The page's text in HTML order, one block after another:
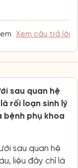
Xem câu trả lời
sau quan hệ
rối loạn sinh lý
bệnh phụ khoa
sau quan hệ
liệu đây chỉ là